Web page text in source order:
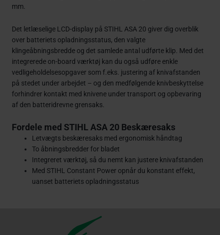
mm.
Det letlæselige LCD-display på STIHL ASA 20 giver dig overblik
over batteriets opladningsstatus, den valgte
klingeåbningsbredde og det samlede antal udførte klip. Med det
integrerede on-board værktøj kan du også udføre enkle
vedligeholdelsesopgaver som f.eks. justering af knivafstanden
på stedet under arbejdet – og den medfølgende knivbeskyttelse
forhindrer kontakt med knivene under transport og opbevaring
af den batteridrevne grensaks.
Fordele med STIHL ASA 20 Beskæresaks
Letvægts beskæresaks med ergonomisk håndtag
To åbningsbredder for bladet
Integreret værktøj, så du nemt kan justere knivafstanden
Med STIHL Constant Power opnår du konstant effekt,
uanset batteriets opladningsstatus